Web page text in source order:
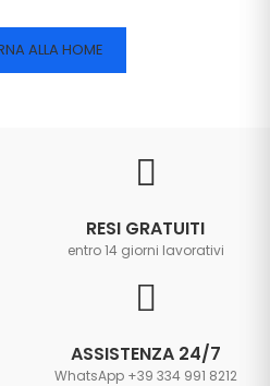
ALLA HOME
RESI GRATUITI
entro 14 giorni lavorativi
ASSISTENZA 24/7
WhatsApp +39 334 991 8212